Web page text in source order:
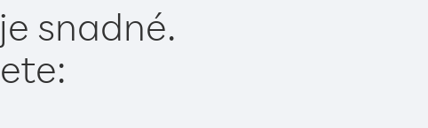
snadné.